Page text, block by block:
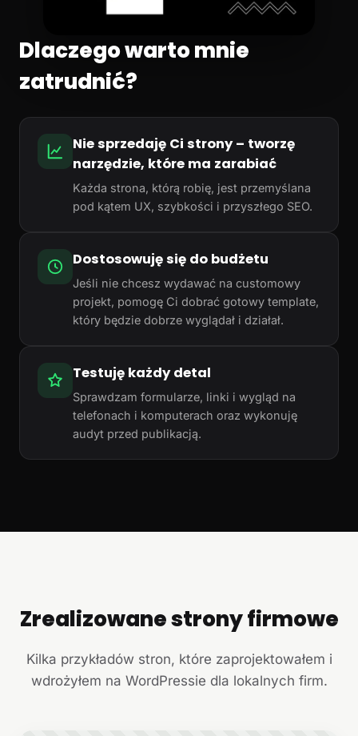
Dlaczego warto mnie
zatrudnić?
Nie sprzedaję Ci strony – tworzę
narzędzie, które ma zarabiać
Każda strona, którą robię, jest przemyślana
pod kątem UX, szybkości i przyszłego SEO.
Dostosowuję się do budżetu
Jeśli nie chcesz wydawać na customowy
projekt, pomogę Ci dobrać gotowy template,
który będzie dobrze wyglądał i działał.
Testuję każdy detal
Sprawdzam formularze, linki i wygląd na
telefonach i komputerach oraz wykonuję
audyt przed publikacją.
+
Zrealizowane strony firmowe
Kilka przykładów stron, które zaprojektowałem i
wdrożyłem na WordPressie dla lokalnych firm.